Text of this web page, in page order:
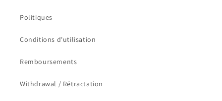
Politiques
Conditions d'utilisation
Remboursements
Withdrawal / Rétractation